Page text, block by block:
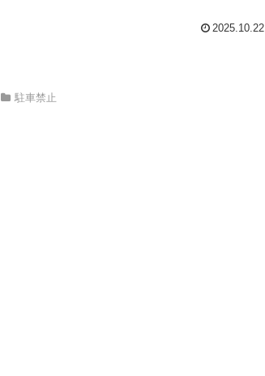
2025.10.22
駐車禁止